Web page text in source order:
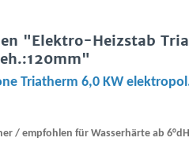
"Elektro-Heizstab
Triatherm 6,0 KW
/ empfohlen für Wasserhärte ab 6°dH